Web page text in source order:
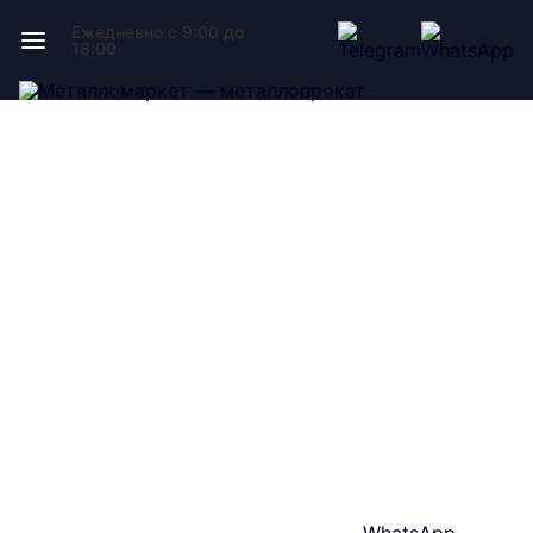
Ежедневно с 9:00 до
18:00